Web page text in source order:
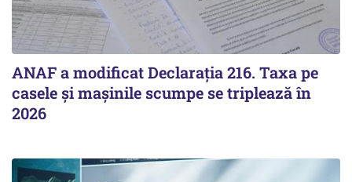
ANAF a modificat Declarația 216. Taxa pe
casele și mașinile scumpe se triplează în
2026